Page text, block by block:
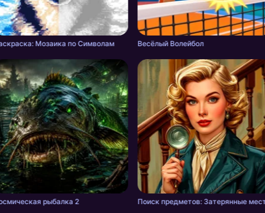
Мозаика по Символам Весёлый Волейбол
рыбалка 2 Поиск предметов: Затерянные